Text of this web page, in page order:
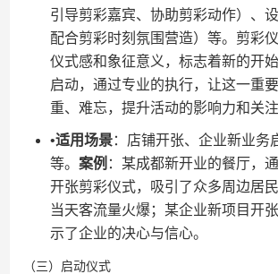
引导剪彩嘉宾、协助剪彩动作）、
配合剪彩时刻氛围营造）等。剪彩
仪式感和象征意义，标志着新的开
启动，通过专业的执行，让这一重
重、难忘，提升活动的影响力和关注
•​​适用场景​：店铺开张、企业新业务
等。​ ​案例​ ：某成都新开业的餐厅，
开张剪彩仪式，吸引了众多周边居
当天客流量火爆；某企业新项目开
示了企业的决心与信心。
（三）启动仪式